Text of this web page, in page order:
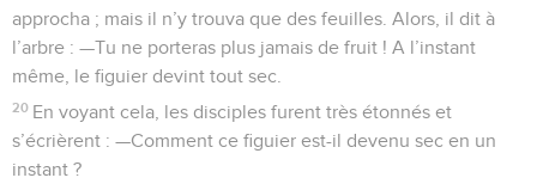
approcha ; mais il n’y trouva que des feuilles. Alors, il dit à
l’arbre : —Tu ne porteras plus jamais de fruit ! A l’instant
même, le figuier devint tout sec.
20 En voyant cela, les disciples furent très étonnés et
s’écrièrent : —Comment ce figuier est-il devenu sec en un
instant ?